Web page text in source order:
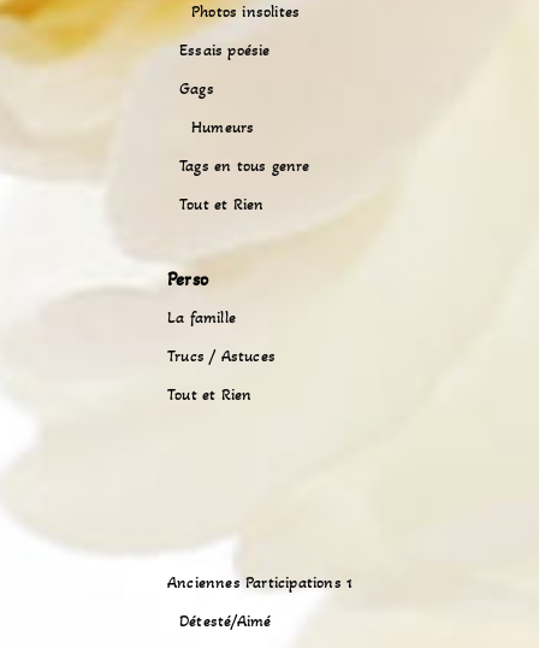
Photos insolites
Essais poésie
Gags
Humeurs
Tags en tous genre
Tout et Rien
Perso
La famille
Trucs / Astuces
Tout et Rien
Anciennes Participations 1
Détesté/Aimé